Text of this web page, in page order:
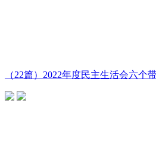
（22篇）2022年度民主生活会六个